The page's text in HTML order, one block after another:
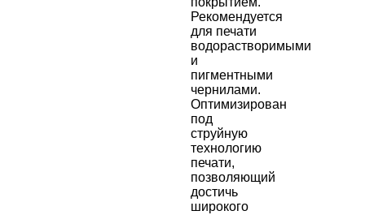
Рекомендуется
для печати
водорастворимыми
и
пигментными
чернилами.
Оптимизирован
под
струйную
технологию
печати,
позволяющий
достичь
широкого